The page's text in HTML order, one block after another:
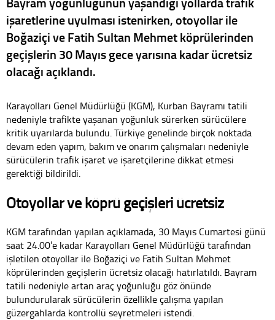
işaretlerine uyulması istenirken, otoyollar ile
Boğaziçi ve Fatih Sultan Mehmet köprülerinden
geçişlerin 30 Mayıs gece yarısına kadar ücretsiz
olacağı açıklandı.
Karayolları Genel Müdürlüğü (KGM), Kurban Bayramı tatili
nedeniyle trafikte yaşanan yoğunluk sürerken sürücülere
kritik uyarılarda bulundu. Türkiye genelinde birçok noktada
devam eden yapım, bakım ve onarım çalışmaları nedeniyle
sürücülerin trafik işaret ve işaretçilerine dikkat etmesi
gerektiği bildirildi.
Otoyollar ve köprü geçişleri ücretsiz
KGM tarafından yapılan açıklamada, 30 Mayıs Cumartesi günü
saat 24.00’e kadar Karayolları Genel Müdürlüğü tarafından
işletilen otoyollar ile Boğaziçi ve Fatih Sultan Mehmet
köprülerinden geçişlerin ücretsiz olacağı hatırlatıldı. Bayram
tatili nedeniyle artan araç yoğunluğu göz önünde
bulundurularak sürücülerin özellikle çalışma yapılan
güzergahlarda kontrollü seyretmeleri istendi.